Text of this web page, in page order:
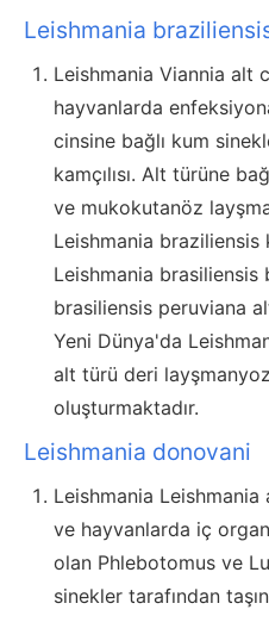
Leishmania
Leishmania Viannia alt
hayvanlarda
cinsine bağlı kum
kamçılısı. Alt türüne
ve mukokutanöz
Leishmania
Leishmania brasiliensis
brasiliensis peruviana
Yeni Dünya'da
alt türü deri
oluşturmaktadır.
Leishmania donovani
Leishmania
ve hayvanlarda iç
olan Phlebotomus ve
sinekler tarafından